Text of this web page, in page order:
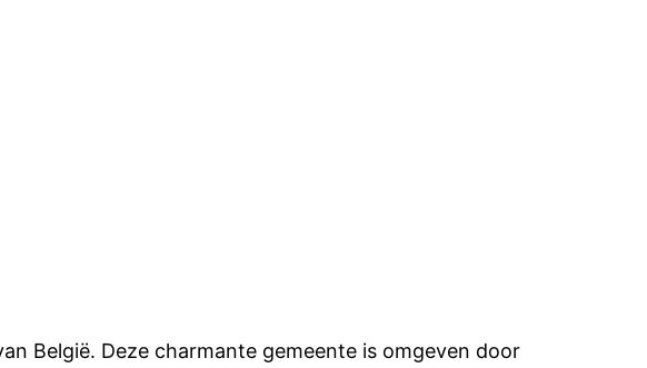
België. Deze charmante gemeente is omgeven door